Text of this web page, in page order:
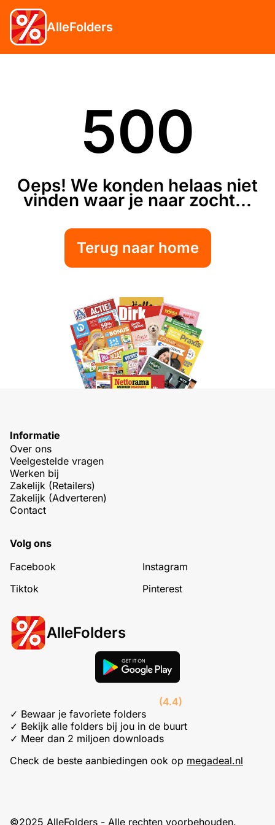
AlleFolders
500
Oeps! We konden helaas niet
vinden waar je naar zocht...
Terug naar home
Informatie
Over ons
Veelgestelde vragen
Werken bij
Zakelijk (Retailers)
Zakelijk (Adverteren)
Contact
Volg ons
Facebook
Instagram
Tiktok
Pinterest
AlleFolders
(4.4)
✓ Bewaar je favoriete folders
✓ Bekijk alle folders bij jou in de buurt
✓ Meer dan 2 miljoen downloads
Check de beste aanbiedingen ook op megadeal.nl
©2025 AlleFolders - Alle rechten voorbehouden.